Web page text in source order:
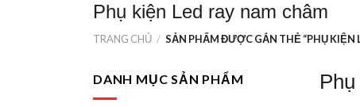
Phụ kiện Led ray nam châm
TRANG CHỦ / SẢN PHẨM ĐƯỢC GẮN THẺ “PHỤ KIỆN
DANH MỤC SẢN PHẨM